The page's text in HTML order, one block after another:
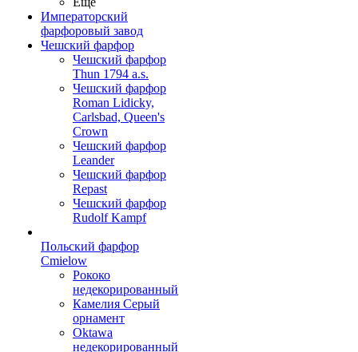
Императорский
фарфоровый завод
Чешский фарфор
Чешский фарфор
Thun 1794 a.s.
Чешский фарфор
Roman Lidicky,
Carlsbad, Queen's
Crown
Чешский фарфор
Leander
Чешский фарфор
Repast
Чешский фарфор
Rudolf Kampf
Польский фарфор
Сmielow
Рококо
недекорированный
Камелия Серый
орнамент
Oktawa
недекорированный